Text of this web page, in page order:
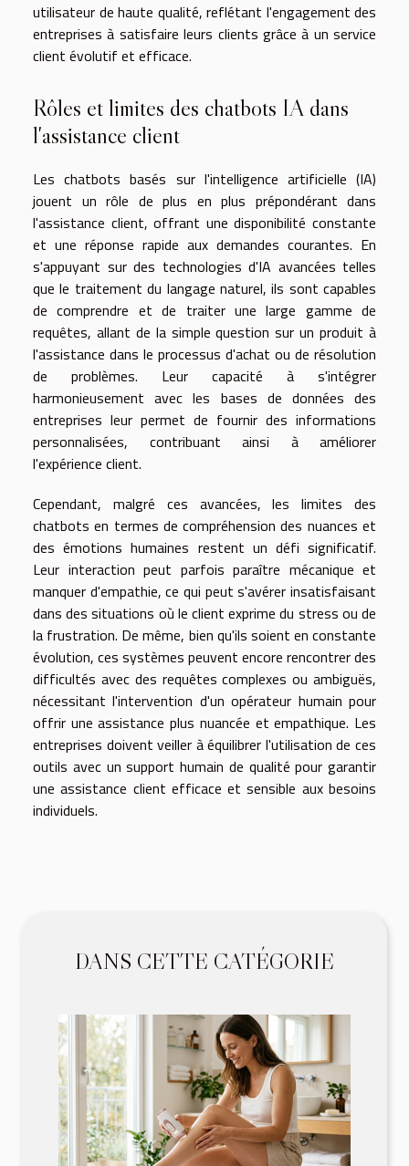
utilisateur de haute qualité, reflétant l'engagement des
entreprises à satisfaire leurs clients grâce à un service
client évolutif et efficace.
Rôles et limites des chatbots IA dans
l'assistance client
Les chatbots basés sur l'intelligence artificielle (IA)
jouent un rôle de plus en plus prépondérant dans
l'assistance client, offrant une disponibilité constante
et une réponse rapide aux demandes courantes. En
s'appuyant sur des technologies d'IA avancées telles
que le traitement du langage naturel, ils sont capables
de comprendre et de traiter une large gamme de
requêtes, allant de la simple question sur un produit à
l'assistance dans le processus d'achat ou de résolution
de problèmes. Leur capacité à s'intégrer
harmonieusement avec les bases de données des
entreprises leur permet de fournir des informations
personnalisées, contribuant ainsi à améliorer
l'expérience client.
Cependant, malgré ces avancées, les limites des
chatbots en termes de compréhension des nuances et
des émotions humaines restent un défi significatif.
Leur interaction peut parfois paraître mécanique et
manquer d'empathie, ce qui peut s'avérer insatisfaisant
dans des situations où le client exprime du stress ou de
la frustration. De même, bien qu'ils soient en constante
évolution, ces systèmes peuvent encore rencontrer des
difficultés avec des requêtes complexes ou ambiguës,
nécessitant l'intervention d'un opérateur humain pour
offrir une assistance plus nuancée et empathique. Les
entreprises doivent veiller à équilibrer l'utilisation de ces
outils avec un support humain de qualité pour garantir
une assistance client efficace et sensible aux besoins
individuels.
DANS CETTE CATÉGORIE